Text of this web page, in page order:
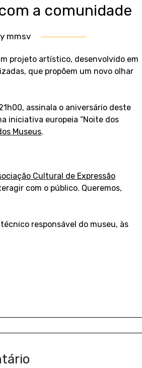
a comunidade
mmsv
projeto artístico, desenvolvido em
que propõem um novo olhar
assinala o aniversário deste
iniciativa europeia “Noite dos
Museus.
Cultural de Expressão
com o público. Queremos,
responsável do museu, às